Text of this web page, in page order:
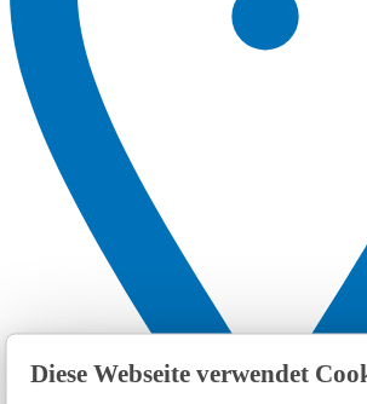
Diese Webseite verwendet